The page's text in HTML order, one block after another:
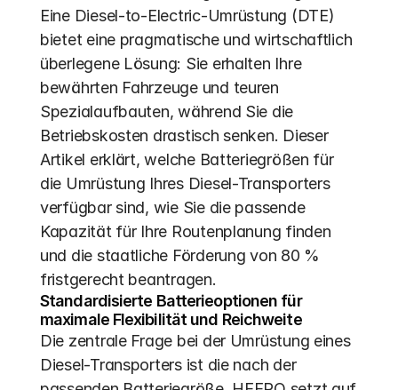
Eine Diesel-to-Electric-Umrüstung (DTE)
bietet eine pragmatische und wirtschaftlich
überlegene Lösung: Sie erhalten Ihre
bewährten Fahrzeuge und teuren
Spezialaufbauten, während Sie die
Betriebskosten drastisch senken. Dieser
Artikel erklärt, welche Batteriegrößen für
die Umrüstung Ihres Diesel-Transporters
verfügbar sind, wie Sie die passende
Kapazität für Ihre Routenplanung finden
und die staatliche Förderung von 80 %
fristgerecht beantragen.
Standardisierte Batterieoptionen für
maximale Flexibilität und Reichweite
Die zentrale Frage bei der Umrüstung eines
Diesel-Transporters ist die nach der